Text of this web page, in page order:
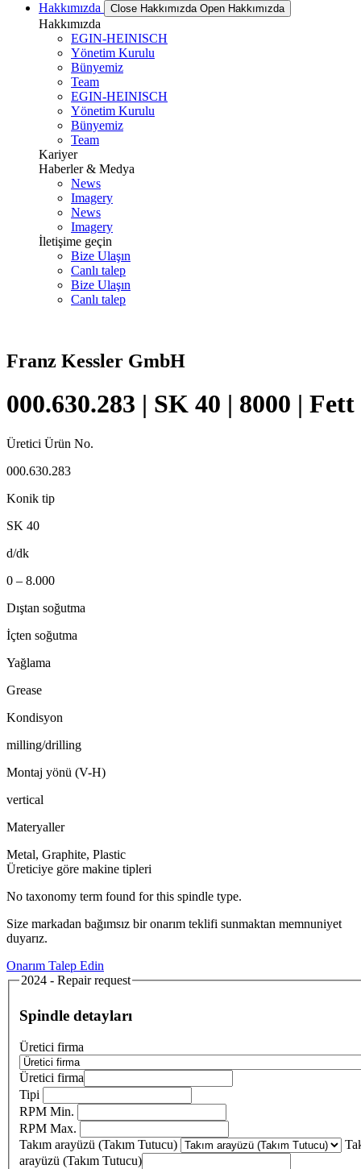
Hakkımızda
Close Hakkımızda Open Hakkımızda
Hakkımızda
EGIN-HEINISCH
Yönetim Kurulu
Bünyemiz
Team
EGIN-HEINISCH
Yönetim Kurulu
Bünyemiz
Team
Kariyer
Haberler & Medya
News
Imagery
News
Imagery
İletişime geçin
Bize Ulaşın
Canlı talep
Bize Ulaşın
Canlı talep
Franz Kessler GmbH
000.630.283 | SK 40 | 8000 | Fett
Üretici Ürün No.
000.630.283
Konik tip
SK 40
d/dk
0 – 8.000
Dıştan soğutma
İçten soğutma
Yağlama
Grease
Kondisyon
milling/drilling
Montaj yönü (V-H)
vertical
Materyaller
Metal, Graphite, Plastic
Üreticiye göre makine tipleri
No taxonomy term found for this spindle type.
Size markadan bağımsız bir onarım teklifi sunmaktan memnuniyet
duyarız.
Onarım Talep Edin
2024 - Repair request
Spindle detayları
Üretici firma
Üretici firma
Tipi
RPM Min.
RPM Max.
Takım arayüzü (Takım Tutucu)
arayüzü (Takım Tutucu)